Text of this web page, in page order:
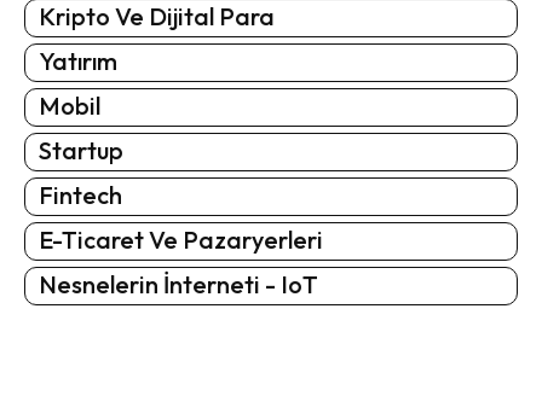
Kripto Ve Dijital Para
Yatırım
Mobil
Startup
Fintech
E-Ticaret Ve Pazaryerleri
Nesnelerin İnterneti - IoT